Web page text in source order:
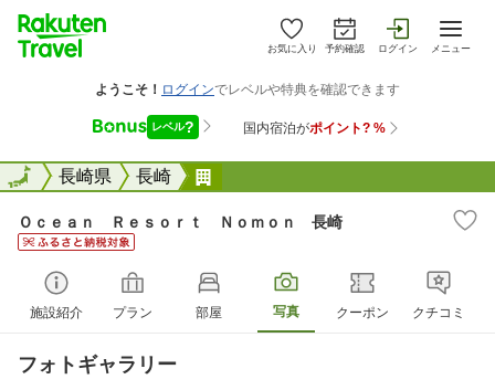
お気に入り 予約確認 ログイン メニュー
全国長崎県 長崎
全国
Ｏｃｅａｎ Ｒｅｓｏｒｔ Ｎｏｍｏｎ 長崎
施設紹介 プラン 部屋 写真 クーポン クチコミ
フォトギャラリー